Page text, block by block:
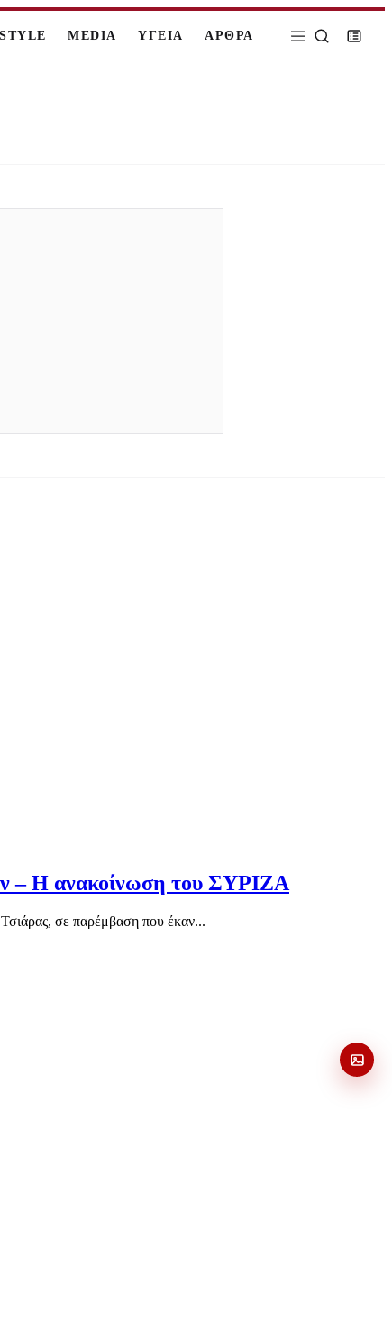
MEDIA ΥΓΕΙΑ ΑΡΘΡΑ
– Η ανακοίνωση του ΣΥΡΙΖΑ
σε παρέμβαση που έκαν...